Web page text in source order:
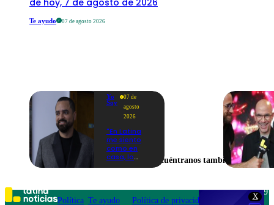
X
de hoy, 7 de agosto de 2026
Te ayudo 07 de agosto 2026
Yo
Soy
07 de
agosto
2026
"En Latina
me siento
como en
casa, lo
emocionado
por estreno
Encuéntranos también en
Política Te ayudo Política de privacidad
Teléfono: 219